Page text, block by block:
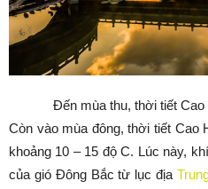
Đến mùa thu, thời tiết
Còn vào mùa đông, thời tiết Cao
khoảng 10 – 15 độ C. Lúc này,
của gió Đông Bắc từ lục địa